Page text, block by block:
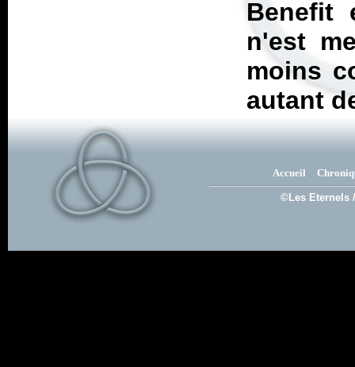
Benefit
n'est
moins
autant
Accueil
©Les Eternels